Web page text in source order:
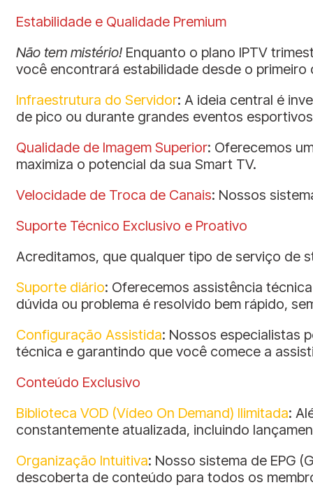
Estabilidade e Qualidade Premium
Não tem mistério! Enquanto o plano IPTV
você encontrará estabilidade desde o primeiro
Infraestrutura do Servidor: A ideia central é
de pico ou durante grandes eventos
Qualidade de Imagem Superior: Oferecemos
maximiza o potencial da sua Smart TV.
Velocidade de Troca de Canais: Nossos
Suporte Técnico Exclusivo e Proativo
Acreditamos, que qualquer tipo de serviço de
Suporte diário: Oferecemos assistência
dúvida ou problema é resolvido bem rápido,
Configuração Assistida: Nossos especialistas
técnica e garantindo que você comece a
Conteúdo Exclusivo
Biblioteca VOD (Vídeo On Demand) Ilimitada:
constantemente atualizada, incluindo
Organização Intuitiva: Nosso sistema de EPG
descoberta de conteúdo para todos os